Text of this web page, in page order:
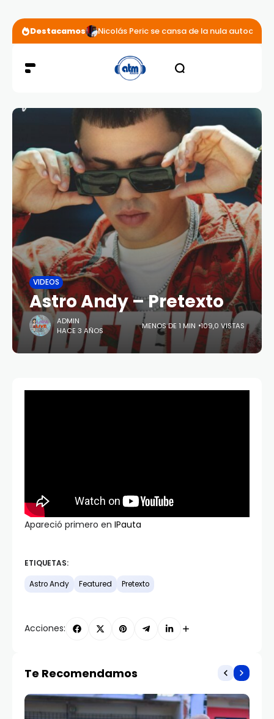
Destacamos Nicolás Peric se cansa de la nula
VIDEOS
Astro Andy – Pretexto
ADMIN
HACE 3 AÑOS
MENOS DE 1 MIN 109,0 VISTAS
Apareció primero en IPauta
ETIQUETAS:
Astro Andy Featured Pretexto
Acciones:
Te Recomendamos